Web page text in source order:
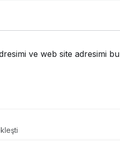
ve web site adresimi bu